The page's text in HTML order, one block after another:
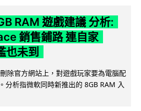
RAM 遊戲建議 分析:
銷售鋪路 連自家
也未到
除官方網站上，對遊戲玩家要為電腦配
分析指微軟同時新推出的 8GB RAM 入